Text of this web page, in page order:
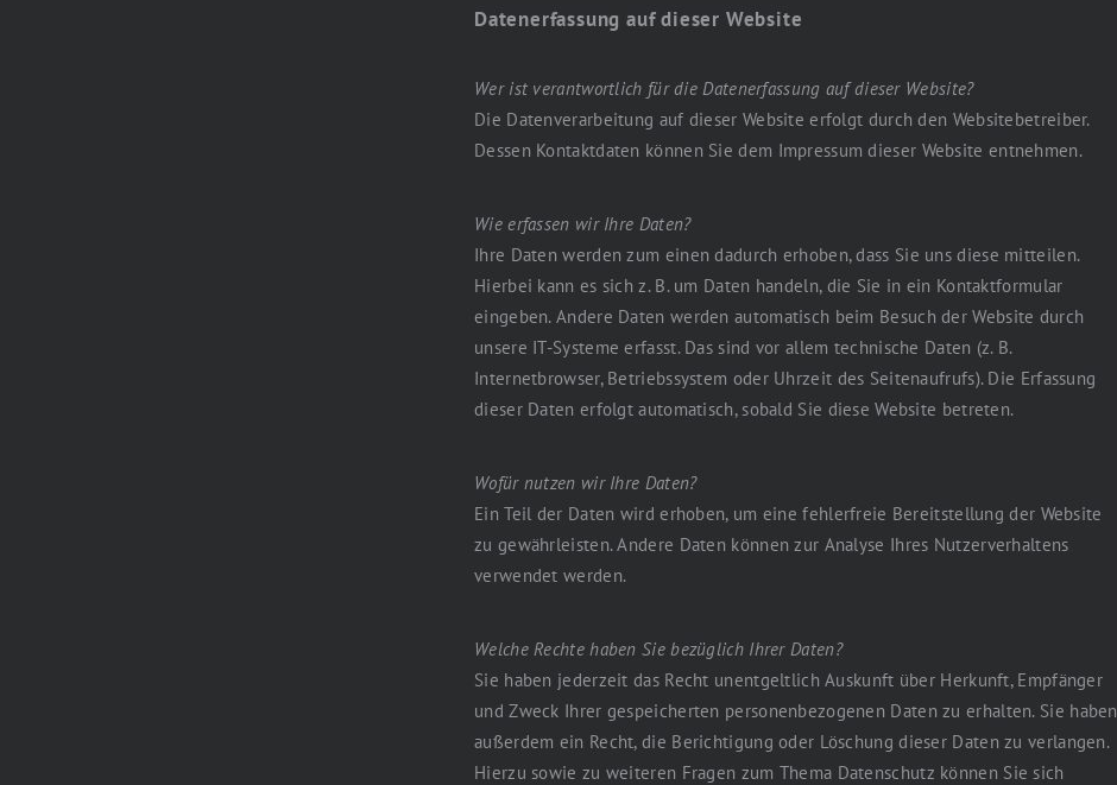
Datenerfassung auf dieser Website
Wer ist verantwortlich für die Datenerfassung auf dieser Website?
Die Datenverarbeitung auf dieser Website erfolgt durch den Websitebetreiber.
Dessen Kontaktdaten können Sie dem Impressum dieser Website entnehmen.
Wie erfassen wir Ihre Daten?
Ihre Daten werden zum einen dadurch erhoben, dass Sie uns diese mitteilen.
Hierbei kann es sich z. B. um Daten handeln, die Sie in ein Kontaktformular
eingeben. Andere Daten werden automatisch beim Besuch der Website durch
unsere IT-Systeme erfasst. Das sind vor allem technische Daten (z. B.
Internetbrowser, Betriebssystem oder Uhrzeit des Seitenaufrufs). Die Erfassung
dieser Daten erfolgt automatisch, sobald Sie diese Website betreten.
Wofür nutzen wir Ihre Daten?
Ein Teil der Daten wird erhoben, um eine fehlerfreie Bereitstellung der Website
zu gewährleisten. Andere Daten können zur Analyse Ihres Nutzerverhaltens
verwendet werden.
Welche Rechte haben Sie bezüglich Ihrer Daten?
Sie haben jederzeit das Recht unentgeltlich Auskunft über Herkunft, Empfänger
und Zweck Ihrer gespeicherten personenbezogenen Daten zu erhalten. Sie haben
außerdem ein Recht, die Berichtigung oder Löschung dieser Daten zu verlangen.
Hierzu sowie zu weiteren Fragen zum Thema Datenschutz können Sie sich